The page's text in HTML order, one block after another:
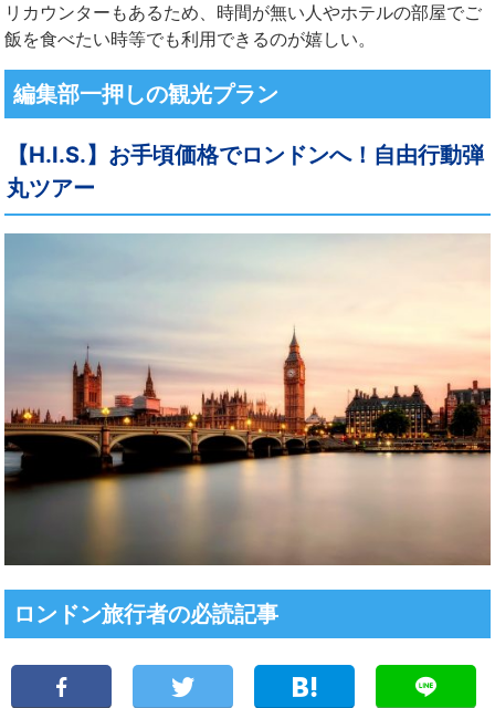
リカウンターもあるため、時間が無い人やホテルの部屋でご
飯を食べたい時等でも利用できるのが嬉しい。
編集部一押しの観光プラン
【H.I.S.】お手頃価格でロンドンへ！自由行動弾
丸ツアー
ロンドン旅行者の必読記事